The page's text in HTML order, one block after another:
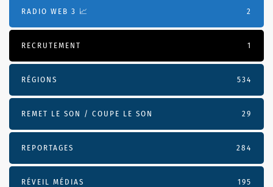
RADIO WEB 3 📈 2
RECRUTEMENT 1
RÉGIONS 534
REMET LE SON / COUPE LE SON 29
REPORTAGES 284
RÉVEIL MÉDIAS 195